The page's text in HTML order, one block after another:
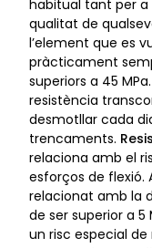
habitual tant per
qualitat de
l’element que es
pràcticament
superiors a 45
resistència
desmotllar cada
trencaments.
relaciona amb el
esforços de
relacionat amb la
de ser superior a 5
un risc especial